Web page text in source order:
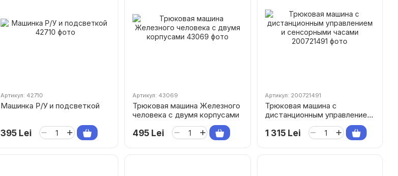
Артикул: 42710
Машинка Р/У и подсветкой
395 Lei
Артикул: 43069
Трюковая машина Железного
человека с двумя корпусами
495 Lei
Артикул: 200721491
Трюковая машина с
дистанционным управлением
и сенсорными часами
1 315 Lei